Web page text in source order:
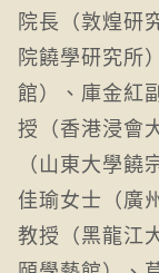
院長（敦煌研
院饒學研究所
館）、庫金紅
授（香港浸會
（山東大學
佳瑜女士（廣
教授（黑龍江